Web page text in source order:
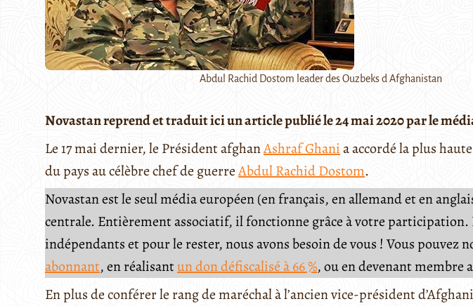
Abdul Rachid Dostom leader des Ouzbeks d Afghanistan
Novastan reprend et traduit ici un article publié le 24 mai 2020 par le
Le 17 mai dernier, le Président afghanAshraf Ghania accordé la plus
du pays au célèbre chef de guerreAbdul Rachid Dostom.
Novastan est le seul média européen (en français, en allemand et en
centrale. Entièrement associatif, il fonctionne grâce à votre participation.
indépendants et pour le rester, nous avons besoin de vous ! Vous pouvez
abonnant, en réalisantun don défiscalisé à 66 %, ou en devenant membre
En plus de conférer le rang de maréchal à l’ancien vice-président